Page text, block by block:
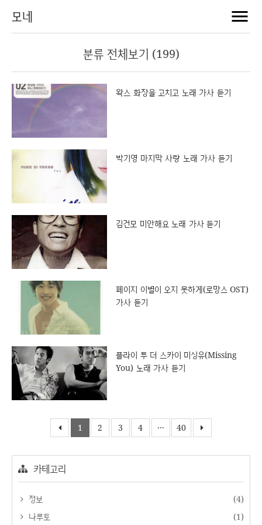
모네
분류 전체보기 (199)
왁스 화장을 고치고 노래 가사 듣기
박기영 마지막 사랑 노래 가사 듣기
김건모 미안해요 노래 가사 듣기
페이지 이별이 오지 못하게(로망스 OST)
가사 듣기
플라이 투 더 스카이 미싱유(Missing
You) 노래 가사 듣기
1 2 3 4 ··· 40
카테고리
정보
(4)
나루토
(1)